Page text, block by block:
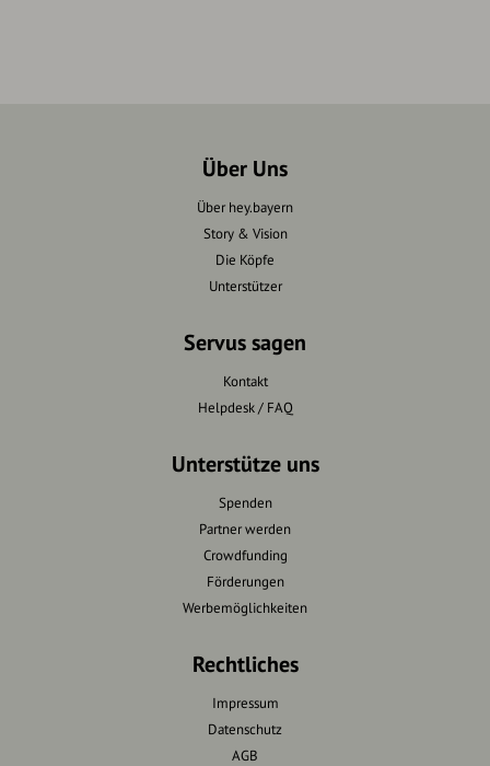
Über Uns
Über hey.bayern
Story & Vision
Die Köpfe
Unterstützer
Servus sagen
Kontakt
Helpdesk / FAQ
Unterstütze uns
Spenden
Partner werden
Crowdfunding
Förderungen
Werbemöglichkeiten
Rechtliches
Impressum
Datenschutz
AGB